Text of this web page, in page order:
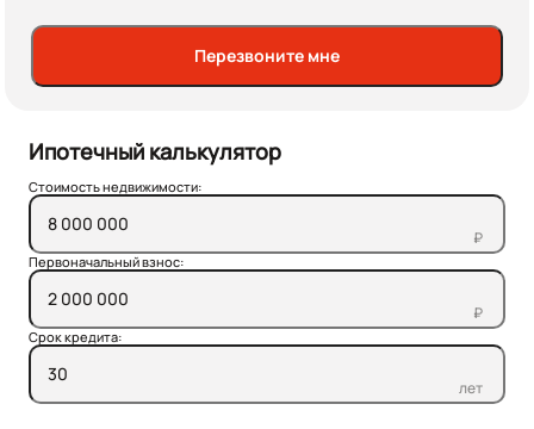
Перезвоните мне
Ипотечный калькулятор
Стоимость недвижимости:
₽
Первоначальный взнос:
₽
Срок кредита:
лет